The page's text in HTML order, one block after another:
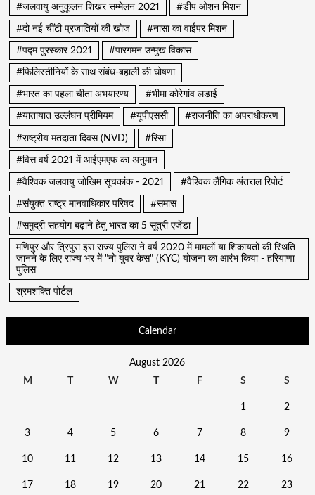
#जलवायु अनुकूलन शिखर सम्मेलन 2021 #डीप ओशन मिशन
#दो नई चींटी प्रजातियों की खोज #नासा का वाईपर मिशन
#पद्म पुरस्कार 2021 #पारगमन उन्मुख विकास
#फिलिस्तीनियों के साथ संबंध-बहाली की घोषणा
#भारत का पहला चीता अभयारण्य #भीमा कोरेगांव लड़ाई
#यातायात उल्लंघन प्रीमियम #यूपीएससी #राजनीति का अपराधीकरण
#राष्ट्रीय मतदाता दिवस (NVD) #रिसा
#वित्त वर्ष 2021 में आईएमएफ का अनुमान
#वैश्विक जलवायु जोखिम सूचकांक - 2021 #वैश्विक लैंगिक अंतराल रिपोर्ट
#संयुक्त राष्ट्र मानवाधिकार परिषद #समास
#समुद्री सहयोग बढ़ाने हेतु भारत का 5 सूत्री एजेंडा
मणिपुर और त्रिपुरा इस राज्य पुलिस ने वर्ष 2020 में मामलों या शिकायतों की स्थिति
जानने के लिए राज्य भर में "नो युवर केस" (KYC) योजना का आरंभ किया - हरियाणा
पुलिस
श्रमशक्ति पोर्टल
Calendar
August 2026
M
W F S S
1 2
3 4 5 6 7 8 9
10 11 12 13 14 15 16
17 18 19 20 21 22 23